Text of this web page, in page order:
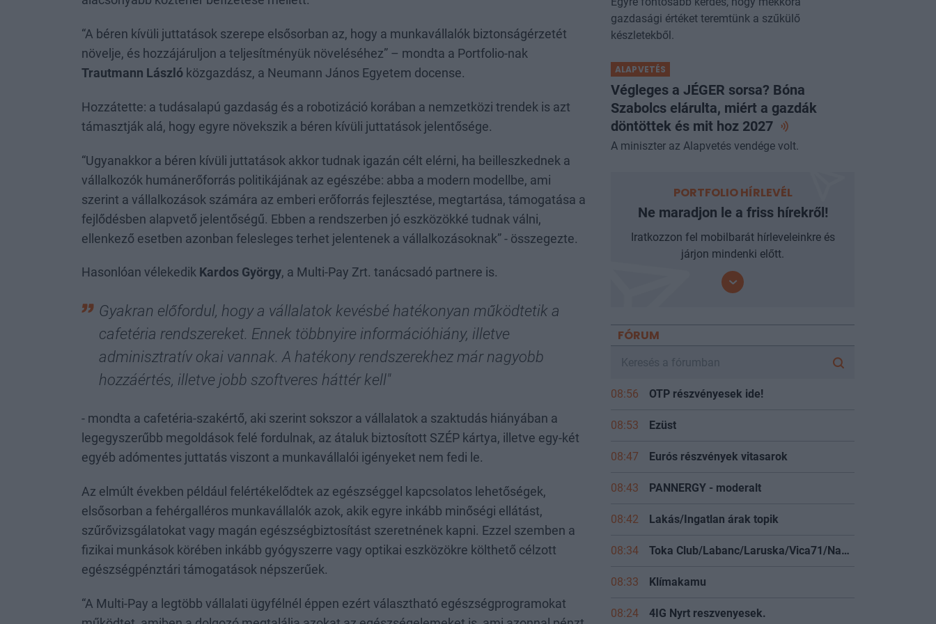
“A béren kívüli juttatások szerepe elsősorban az, hogy a munkavállalók biztonságérzetét
növelje, és hozzájáruljon a teljesítményük növeléséhez” – mondta a Portfolio-nak
Trautmann László közgazdász, a Neumann János Egyetem docense.
Hozzátette: a tudásalapú gazdaság és a robotizáció korában a nemzetközi trendek is azt
támasztják alá, hogy egyre növekszik a béren kívüli juttatások jelentősége.
“Ugyanakkor a béren kívüli juttatások akkor tudnak igazán célt elérni, ha beilleszkednek a
vállalkozók humánerőforrás politikájának az egészébe: abba a modern modellbe, ami
szerint a vállalkozások számára az emberi erőforrás fejlesztése, megtartása, támogatása a
fejlődésben alapvető jelentőségű. Ebben a rendszerben jó eszközökké tudnak válni,
ellenkező esetben azonban felesleges terhet jelentenek a vállalkozásoknak” - összegezte.
Hasonlóan vélekedik Kardos György, a Multi-Pay Zrt. tanácsadó partnere is.
Gyakran előfordul, hogy a vállalatok kevésbé hatékonyan működtetik a
cafetéria rendszereket. Ennek többnyire információhiány, illetve
adminisztratív okai vannak. A hatékony rendszerekhez már nagyobb
hozzáértés, illetve jobb szoftveres háttér kell"
- mondta a cafetéria-szakértő, aki szerint sokszor a vállalatok a szaktudás hiányában a
legegyszerűbb megoldások felé fordulnak, az átaluk biztosított SZÉP kártya, illetve egy-két
egyéb adómentes juttatás viszont a munkavállalói igényeket nem fedi le.
Az elmúlt években például felértékelődtek az egészséggel kapcsolatos lehetőségek,
elsősorban a fehérgalléros munkavállalók azok, akik egyre inkább minőségi ellátást,
szűrővizsgálatokat vagy magán egészségbiztosítást szeretnének kapni. Ezzel szemben a
fizikai munkások körében inkább gyógyszerre vagy optikai eszközökre költhető célzott
egészségpénztári támogatások népszerűek.
“A Multi-Pay a legtöbb vállalati ügyfélnél éppen ezért választható egészségprogramokat
gazdasági értéket teremtünk a szűkülő
készletekből.
ALAPVETÉS
Végleges a JÉGER sorsa? Bóna
Szabolcs elárulta, miért a gazdák
döntöttek és mit hoz 2027
A miniszter az Alapvetés vendége volt.
PORTFOLIO HÍRLEVÉL
Ne maradjon le a friss hírekről!
Iratkozzon fel mobilbarát hírleveleinkre és
járjon mindenki előtt.
FÓRUM
08:56 OTP részvényesek ide!
08:53 Ezüst
08:47 Eurós részvények vitasarok
08:43 PANNERGY - moderalt
08:42 Lakás/Ingatlan árak topik
08:34 Toka Club/Labanc/Laruska/Vica71/Nacky/Bpali/Oldrider/Josefernando/Mcbull/Kawaszabi
08:33 Klímakamu
08:24 4IG Nyrt reszvenyesek.